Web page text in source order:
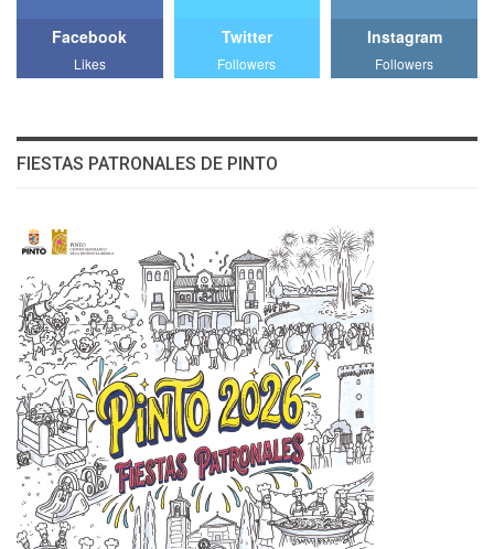
Facebook
Likes
Twitter
Followers
Instagram
Followers
FIESTAS PATRONALES DE PINTO